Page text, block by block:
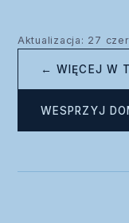
Aktualizacja: 27
← WIĘCEJ W
WESPRZYJ